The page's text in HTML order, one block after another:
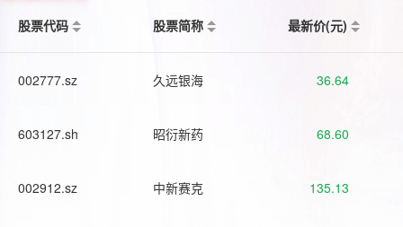
股票代码
股票简称 最新价(元)
002777.sz 久远银海 36.64
603127.sh 昭衍新药 68.60
002912.sz 中新赛克 135.13